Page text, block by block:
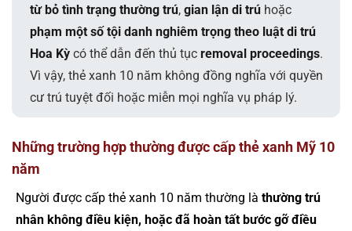
từ bỏ tình trạng thường trú, gian lận di trúhoặc
phạm một số tội danh nghiêm trọng theo luật di trú
Hoa Kỳcó thể dẫn đến thủ tục removal proceedings.
Vì vậy, thẻ xanh 10 năm không đồng nghĩa với quyền
cư trú tuyệt đối hoặc miễn mọi nghĩa vụ pháp lý.
Những trường hợp thường được cấp thẻ xanh Mỹ 10
năm
Người được cấp thẻ xanh 10 năm thường là thường trú
nhân không điều kiện, hoặc đã hoàn tất bước gỡ điều